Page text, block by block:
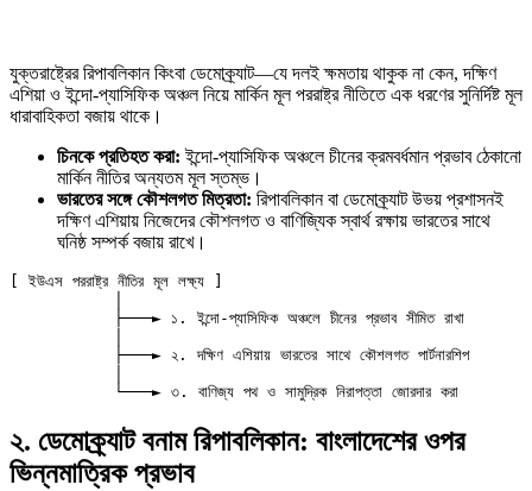
যুক্তরাষ্ট্রের রিপাবলিকান কিংবা ডেমোক্র্যাট—যে দলই ক্ষমতায় থাকুক না কেন, দক্ষিণ
এশিয়া ও ইন্দো-প্যাসিফিক অঞ্চল নিয়ে মার্কিন মূল পররাষ্ট্র নীতিতে এক ধরণের সুনির্দিষ্ট মূল
ধারাবাহিকতা বজায় থাকে।
চিনকে প্রতিহত করা: ইন্দো-প্যাসিফিক অঞ্চলে চীনের ক্রমবর্ধমান প্রভাব ঠেকানো
মার্কিন নীতির অন্যতম মূল স্তম্ভ।
ভারতের সঙ্গে কৌশলগত মিত্রতা: রিপাবলিকান বা ডেমোক্র্যাট উভয় প্রশাসনই
দক্ষিণ এশিয়ায় নিজেদের কৌশলগত ও বাণিজ্যিক স্বার্থ রক্ষায় ভারতের সাথে
ঘনিষ্ঠ সম্পর্ক বজায় রাখে।
[ ইউএস পররাষ্ট্র নীতির মূল লক্ষ্য ]
২. ডেমোক্র্যাট বনাম রিপাবলিকান: বাংলাদেশের ওপর
ভিন্নমাত্রিক প্রভাব